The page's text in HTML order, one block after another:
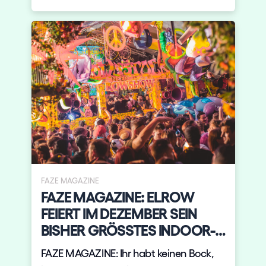
FAZE MAGAZINE
FAZE MAGAZINE: ELROW
FEIERT IM DEZEMBER SEIN
BISHER GRÖSSTES INDOOR-
EVEN
FAZE MAGAZINE: Ihr habt keinen Bock,